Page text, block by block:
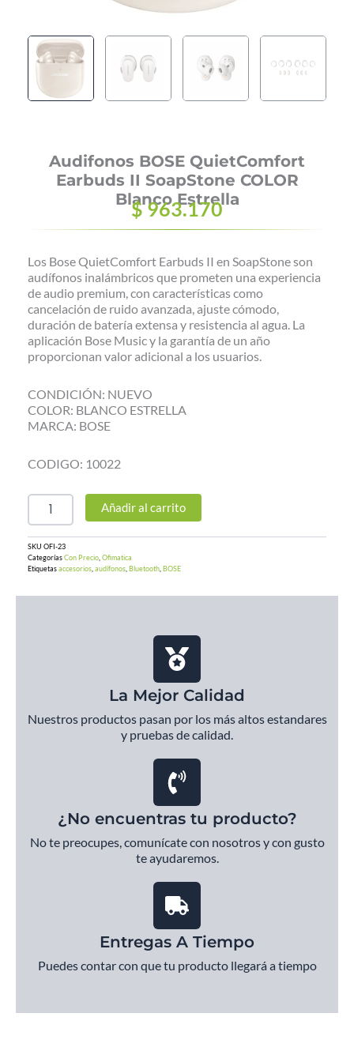
Audifonos BOSE QuietComfort
Earbuds II SoapStone COLOR
Blanco Estrella
$963.170
Los Bose QuietComfort Earbuds II en SoapStone son
audífonos inalámbricos que prometen una experiencia
de audio premium, con características como
cancelación de ruido avanzada, ajuste cómodo,
duración de batería extensa y resistencia al agua. La
aplicación Bose Music y la garantía de un año
proporcionan valor adicional a los usuarios.
CONDICIÓN: NUEVO
COLOR: BLANCO ESTRELLA
MARCA: BOSE
CODIGO: 10022
BOSE
Earbuds
II
COLOR
Añadir al carrito
SKU OFI-23
CategoríasCon Precio Ofimatica
Etiquetasaccesorios audífonos Bluetooth BOSE
La Mejor Calidad
Nuestros productos pasan por los más altos estandares
y pruebas de calidad.
¿No encuentras tu producto?
No te preocupes, comunícate con nosotros y con gusto
te ayudaremos.
Entregas A Tiempo
Puedes contar con que tu producto llegará a tiempo